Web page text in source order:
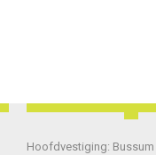
Hoofdvestiging: Bussum